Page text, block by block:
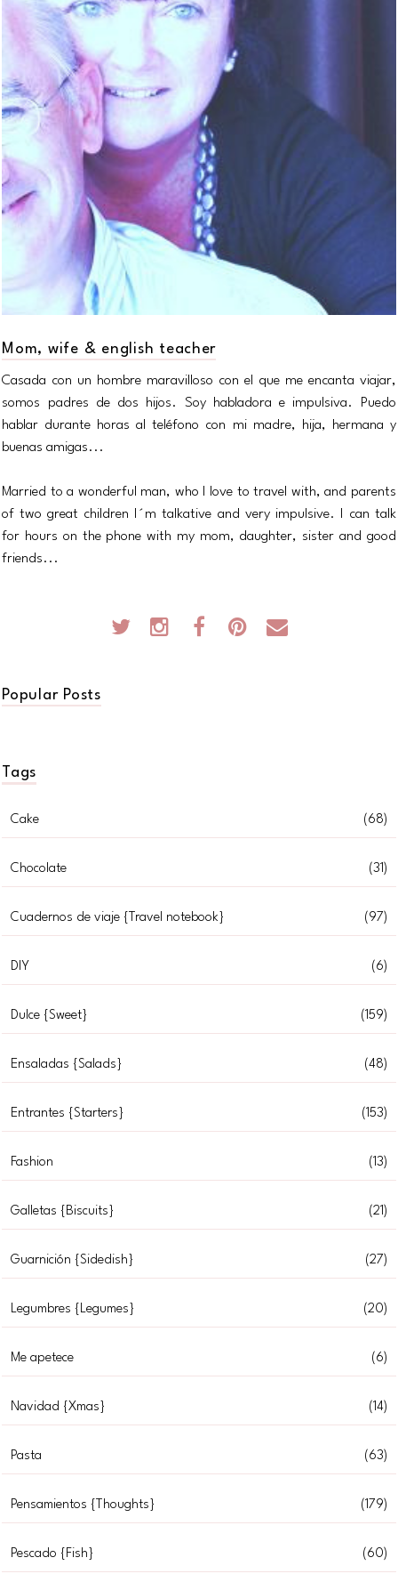
Mom, wife & english teacher
Casada con un hombre maravilloso con el que me encanta viajar,
somos padres de dos hijos. Soy habladora e impulsiva. Puedo
hablar durante horas al teléfono con mi madre, hija, hermana y
buenas amigas...
Married to a wonderful man, who I love to travel with, and parents
of two great children I´m talkative and very impulsive. I can talk
for hours on the phone with my mom, daughter, sister and good
friends...
Popular Posts
Tags
Cake (68)
Chocolate (31)
Cuadernos de viaje {Travel notebook} (97)
DIY (6)
Dulce {Sweet} (159)
Ensaladas {Salads} (48)
Entrantes {Starters} (153)
Fashion (13)
Galletas {Biscuits} (21)
Guarnición {Sidedish} (27)
Legumbres {Legumes} (20)
Me apetece (6)
Navidad {Xmas} (14)
Pasta (63)
Pensamientos {Thoughts} (179)
Pescado {Fish} (60)